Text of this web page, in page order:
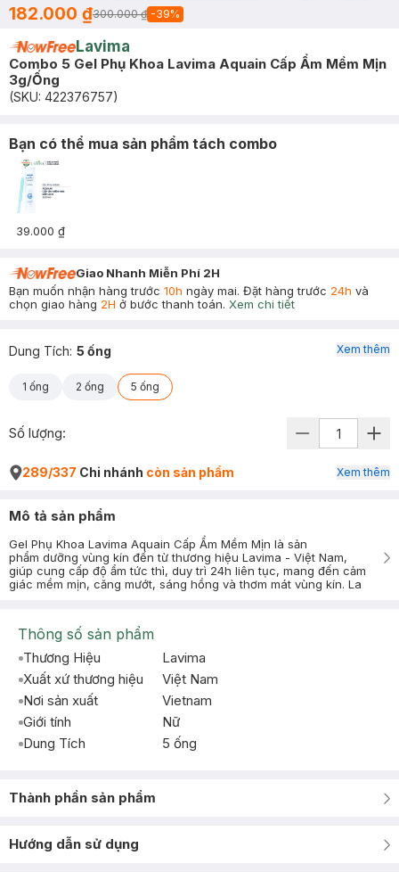
182.000 ₫300.000 ₫ -39%
Lavima
Combo 5 Gel Phụ Khoa Lavima Aquain Cấp Ẩm Mềm Mịn
3g/Ống
(SKU: 422376757)
Bạn có thể mua sản phẩm tách combo
39.000 ₫
Giao Nhanh Miễn Phí 2H
Bạn muốn nhận hàng trước 10h ngày mai. Đặt hàng trước 24h và
chọn giao hàng 2H ở bước thanh toán. Xem chi tiết
Dung Tích: 5 ống
1 ống 2 ống 5 ống
Xem thêm
Số lượng:
289/337 Chi nhánh còn sản phẩm Xem thêm
Mô tả sản phẩm
Gel Phụ Khoa Lavima Aquain Cấp Ẩm Mềm Mịn là sản
phẩm dưỡng vùng kín đến từ thương hiệu Lavima - Việt Nam,
giúp cung cấp độ ẩm tức thì, duy trì 24h liên tục, mang đến cảm
giác mềm mịn, căng mướt, sáng hồng và thơm mát vùng kín. La
Thông số sản phẩm
Thương Hiệu
Lavima
Xuất xứ thương hiệu
Việt Nam
Nơi sản xuất
Vietnam
Giới tính
Nữ
Dung Tích
5 ống
Thành phần sản phẩm
Hướng dẫn sử dụng